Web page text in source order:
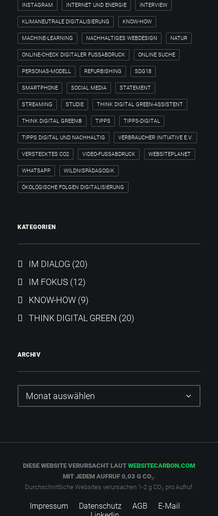
INSTAGRAM INTERNET UND ENERGIE INTERVIEW
KLIMANEUTRALE DIGITALISIERUNG KNOW-HOW
MACHINE-LEARNING NACHHALTIGES WEBDESIGN NATUR
ONLINE-CHECK DIGITALER FUSSABDRUCK ONLINE SUCHE
PERSONAS-MODELL REFURBISHING SDG18
SMARTPHONE SOCIAL MEDIA STATEMENT
STREAMING STUDIE THINK DIGITAL GREEN-ASSISTENT
THINK DIGITAL GREEN® TIPPS TIPPS-DIGITAL
TIPPS DIGITAL UND NACHHALTIG VERBRAUCHER INITIATIVE E.V.
VERSTECKTES CO2 VIDEO-FUSSABDRUCK WEBSITEPLANET
WHATSAPP WILDNISPÄDAGOGIK
ÖKOLOGISCHE FOLGEN DIGITALISIERUNG
KATEGORIEN
IM DIALOG (20)
IM FOKUS (12)
KNOW-HOW (9)
THINK DIGITAL GREEN (20)
ARCHIV
Archiv
DIESE WEBSITE VERURSACHT LAUT WEBSITECARBON.COM
MIT JEDEM AUFRUF 0,03 G CO₂.
Durchschnittliche Websites verursachen 1-2 g CO₂ pro Aufruf.
Impressum Datenschutz AGB
E-Mail